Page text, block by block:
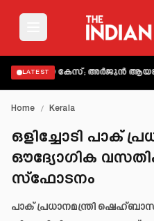
LATESTകേസ്; അർജുൻ ആയങ്കി
Home / Kerala
ഒളിച്ചോടി പാക്
ഔദ്യോഗിക
സ്ഫോടനം
പാക് പ്രധാനമന്ത്രി